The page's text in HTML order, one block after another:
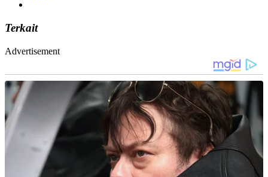
Terkait
Advertisement